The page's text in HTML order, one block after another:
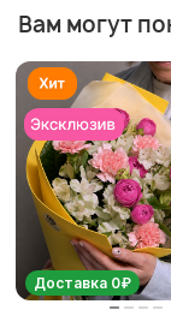
Вам могут
Доставка 0₽